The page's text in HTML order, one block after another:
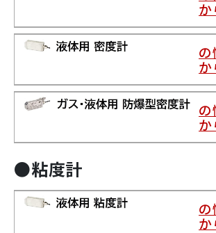
か
か
か
●粘度計
か